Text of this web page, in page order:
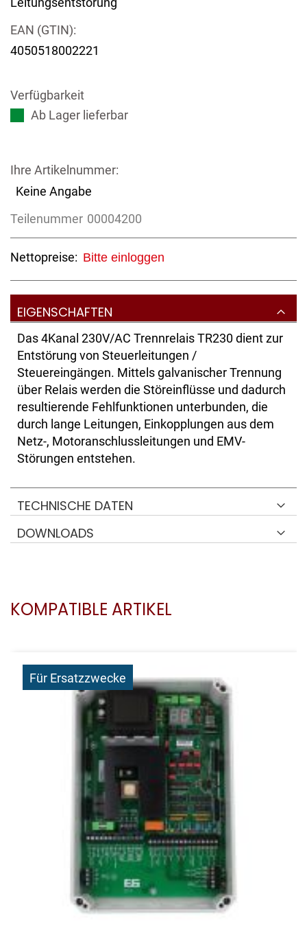
EAN (GTIN):
4050518002221
Verfügbarkeit
Ab Lager lieferbar
Ihre Artikelnummer:
Keine Angabe
Teilenummer 00004200
Nettopreise: Bitte einloggen
EIGENSCHAFTEN
Das 4Kanal 230V/AC Trennrelais TR230 dient zur
Entstörung von Steuerleitungen /
Steuereingängen. Mittels galvanischer Trennung
über Relais werden die Störeinflüsse und dadurch
resultierende Fehlfunktionen unterbunden, die
durch lange Leitungen, Einkopplungen aus dem
Netz-, Motoranschlussleitungen und EMV-
Störungen entstehen.
TECHNISCHE DATEN
DOWNLOADS
KOMPATIBLE ARTIKEL
Für Ersatzzwecke